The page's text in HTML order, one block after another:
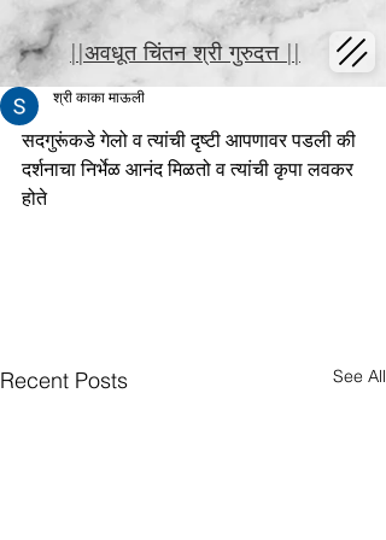
||अवधूत चिंतन श्री गुरुदत्त ||
श्री काका माऊली
सदगुरूंकडे गेलो व त्यांची दृष्टी आपणावर पडली की
दर्शनाचा निर्भेळ आनंद मिळतो व त्यांची कृपा लवकर
होते
Recent Posts See All